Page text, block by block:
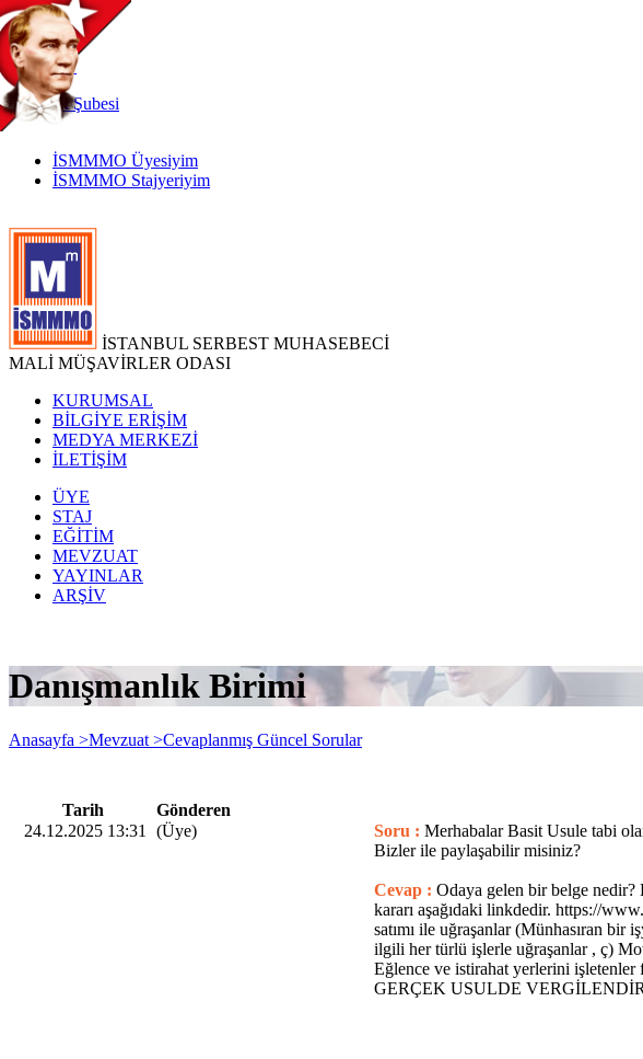
TR
|
EN
İnternetŞubesi
İSMMMO Üyesiyim
İSMMMO Stajyeriyim
İSTANBUL SERBEST MUHASEBECİ
MALİ MÜŞAVİRLER ODASI
KURUMSAL
BİLGİYE ERİŞİM
MEDYA MERKEZİ
İLETİŞİM
ÜYE
STAJ
EĞİTİM
MEVZUAT
YAYINLAR
ARŞİV
Danışmanlık Birimi
Anasayfa >Mevzuat >Cevaplanmış Güncel Sorular
Tarih
Gönderen
24.12.2025 13:31
(Üye) Soru : Merhabalar Basit Usule tabi
Bizler ile paylaşabilir misiniz?
Cevap : Odaya gelen bir belge
kararı aşağıdaki linkdedir. https://
satımı ile uğraşanlar (Münhasıran bir
ilgili her türlü işlerle uğraşanlar , ç)
Eğlence ve istirahat yerlerini
GERÇEK USULDE